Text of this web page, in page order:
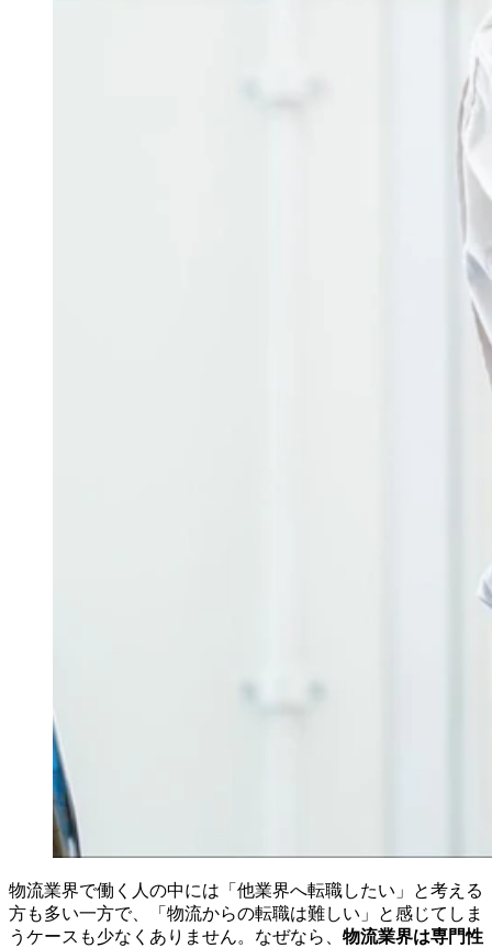
物流業界で働く人の中には「他業界へ転職したい」と考える
方も多い一方で、「物流からの転職は難しい」と感じてしま
うケースも少なくありません。なぜなら、 物流業界は専門性